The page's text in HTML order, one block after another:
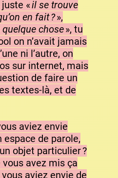
juste «il se trouve
en fait ?»,
chose», tu
on n’avait jamais
ni l’autre, on
sur internet, mais
de faire un
textes-là, et de
aviez envie
de parole,
objet particulier ?
avez mis ça
aviez envie de